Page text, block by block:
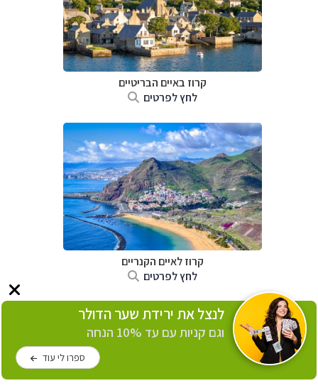
קרוז באיים הבריטיים
לחץ לפרטים
קרוז לאיים הקנריים
לחץ לפרטים
לנצל את ירידת שער הדולר
וגם קניות עם עד 10% הנחה
ספרו לי עוד